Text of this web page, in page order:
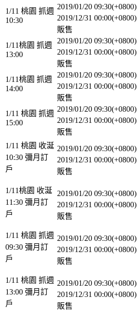
1/11 桃園 抓週
10:30
2019/01/20 09:30(+0800)
2019/12/31 00:00(+0800)
販售
1/11桃園 抓週
13:00
2019/01/20 09:30(+0800)
2019/12/31 00:00(+0800)
販售
1/11桃園 抓週
14:00
2019/01/20 09:30(+0800)
2019/12/31 00:00(+0800)
販售
1/11 桃園 抓週
15:00
2019/01/20 09:30(+0800)
2019/12/31 00:00(+0800)
販售
1/11 桃園 收涎
10:30 彌月訂
戶
2019/01/20 09:30(+0800)
2019/12/31 00:00(+0800)
販售
1/11桃園 收涎
11:30 彌月訂
戶
2019/01/20 09:30(+0800)
2019/12/31 00:00(+0800)
販售
1/11 桃園 抓週
09:30 彌月訂
戶
2019/01/20 09:30(+0800)
2019/12/31 00:00(+0800)
販售
1/11 桃園 抓週
13:00 彌月訂
戶
2019/01/20 09:30(+0800)
2019/12/31 00:00(+0800)
販售